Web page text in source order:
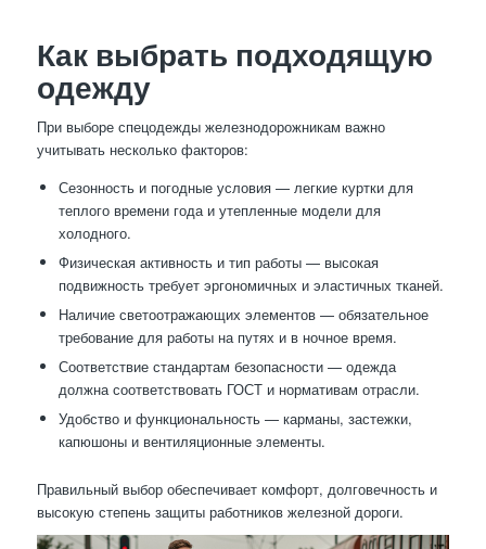
Как выбрать подходящую
одежду
При выборе спецодежды железнодорожникам важно
учитывать несколько факторов:
Сезонность и погодные условия — легкие куртки для
теплого времени года и утепленные модели для
холодного.
Физическая активность и тип работы — высокая
подвижность требует эргономичных и эластичных тканей.
Наличие светоотражающих элементов — обязательное
требование для работы на путях и в ночное время.
Соответствие стандартам безопасности — одежда
должна соответствовать ГОСТ и нормативам отрасли.
Удобство и функциональность — карманы, застежки,
капюшоны и вентиляционные элементы.
Правильный выбор обеспечивает комфорт, долговечность и
высокую степень защиты работников железной дороги.